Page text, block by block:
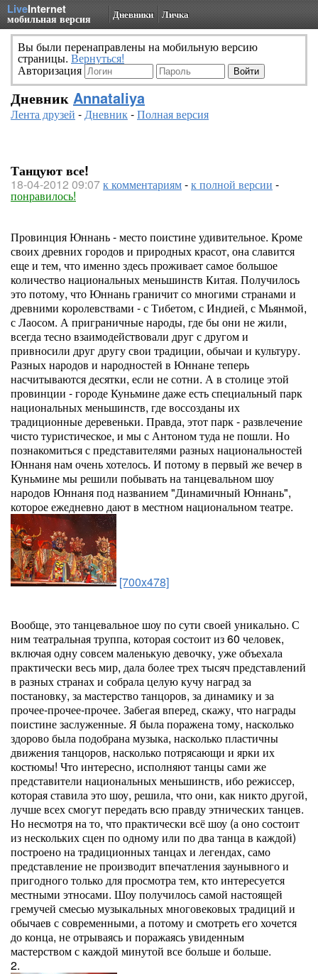
LiveInternet
мобильная версия Дневники Личка
Вы были перенаправлены на мобильную версию
страницы. Вернуться!
Авторизация
Дневник Annataliya
Лента друзей -Дневник-Полная версия
Танцуют все!
18-04-2012 09:07к комментариям-к полной версии -
понравилось!
Провинция Юннань - место поистине удивительное. Кроме
своих древних городов и природных красот, она славится
еще и тем, что именно здесь проживает самое большое
количество национальных меньшинств Китая. Получилось
это потому, что Юннань граничит со многими странами и
древними королевствами - с Тибетом, с Индией, с Мьянмой,
с Лаосом. А приграничные народы, где бы они не жили,
всегда тесно взаимодействовали друг с другом и
привносили друг другу свои традиции, обычаи и культуру.
Разных народов и народностей в Юннане теперь
насчитываются десятки, если не сотни. А в столице этой
провинции - городе Куньмине даже есть специальный парк
национальных меньшинств, где воссозданы их
традиционные деревеньки. Правда, этот парк - развлечение
чисто туристическое, и мы с Антоном туда не пошли. Но
познакомиться с представителями разных национальностей
Юннаня нам очень хотелось. И потому в первый же вечер в
Куньмине мы решили побывать на танцевальном шоу
народов Юннаня под названием "Динамичный Юннань",
которое ежедневно дают в местном национальном театре.
[700x478]
Вообще, это танцевальное шоу по сути своей уникально. С
ним театральная труппа, которая состоит из 60 человек,
включая одну совсем маленькую девочку, уже объехала
практически весь мир, дала более трех тысяч представлений
в разных странах и собрала целую кучу наград за
постановку, за мастерство танцоров, за динамику и за
прочее-прочее-прочее. Забегая вперед, скажу, что награды
поистине заслуженные. Я была поражена тому, насколько
здорово была подобрана музыка, насколько пластичны
движения танцоров, насколько потрясающи и ярки их
костюмы! Что интересно, исполняют танцы сами же
представители национальных меньшинств, ибо режиссер,
которая ставила это шоу, решила, что они, как никто другой,
лучше всех смогут передать всю правду этнических танцев.
Но несмотря на то, что практически всё шоу (а оно состоит
из нескольких сцен по одному или по два танца в каждой)
построено на традиционных танцах и легендах, само
представление не производит впечатления заунывного и
пригодного только для просмотра тем, кто интересуется
местными этносами. Шоу получилось самой настоящей
гремучей смесью музыкальных многовековых традиций и
обычаев с современными, а потому и смотреть его хочется
до конца, не отрываясь и поражаясь увиденным
мастерством с каждой минутой все больше и больше.
2.